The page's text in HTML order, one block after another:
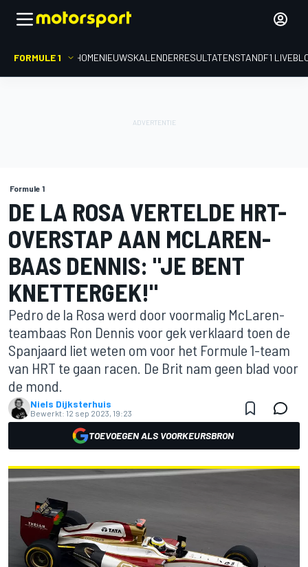
FORMULE 1 HOMENIEUWSKALENDERRESULTATENSTANDF1
Formule 1
DE LA ROSA VERTELDE HRT-
OVERSTAP AAN MCLAREN-
BAAS DENNIS: "JE BENT
KNETTERGEK!"
Pedro de la Rosa werd door voormalig McLaren-
teambaas Ron Dennis voor gek verklaard toen de
Spanjaard liet weten om voor het Formule 1-team
van HRT te gaan racen. De Brit nam geen blad voor
de mond.
Niels Dijksterhuis
Bewerkt: 12 sep 2023, 19:23
TOEVOEGEN ALS VOORKEURSBRON